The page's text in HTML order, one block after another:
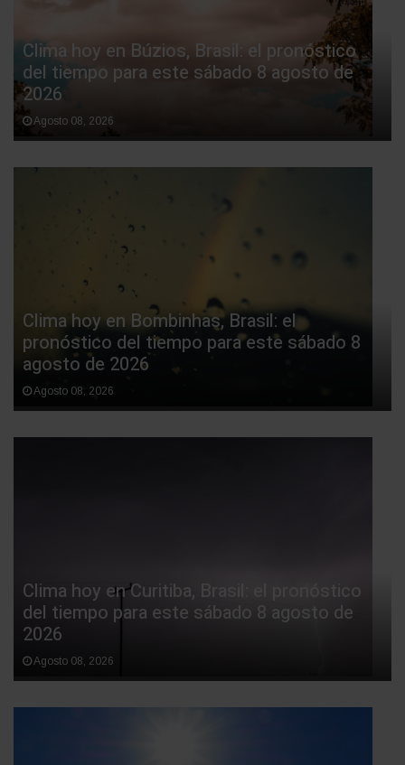
Clima hoy en Búzios, Brasil: el pronóstico
del tiempo para este sábado 8 agosto de
2026
Agosto 08, 2026
Clima hoy en Bombinhas, Brasil: el
pronóstico del tiempo para este sábado 8
agosto de 2026
Agosto 08, 2026
Clima hoy en Curitiba, Brasil: el pronóstico
del tiempo para este sábado 8 agosto de
2026
Agosto 08, 2026